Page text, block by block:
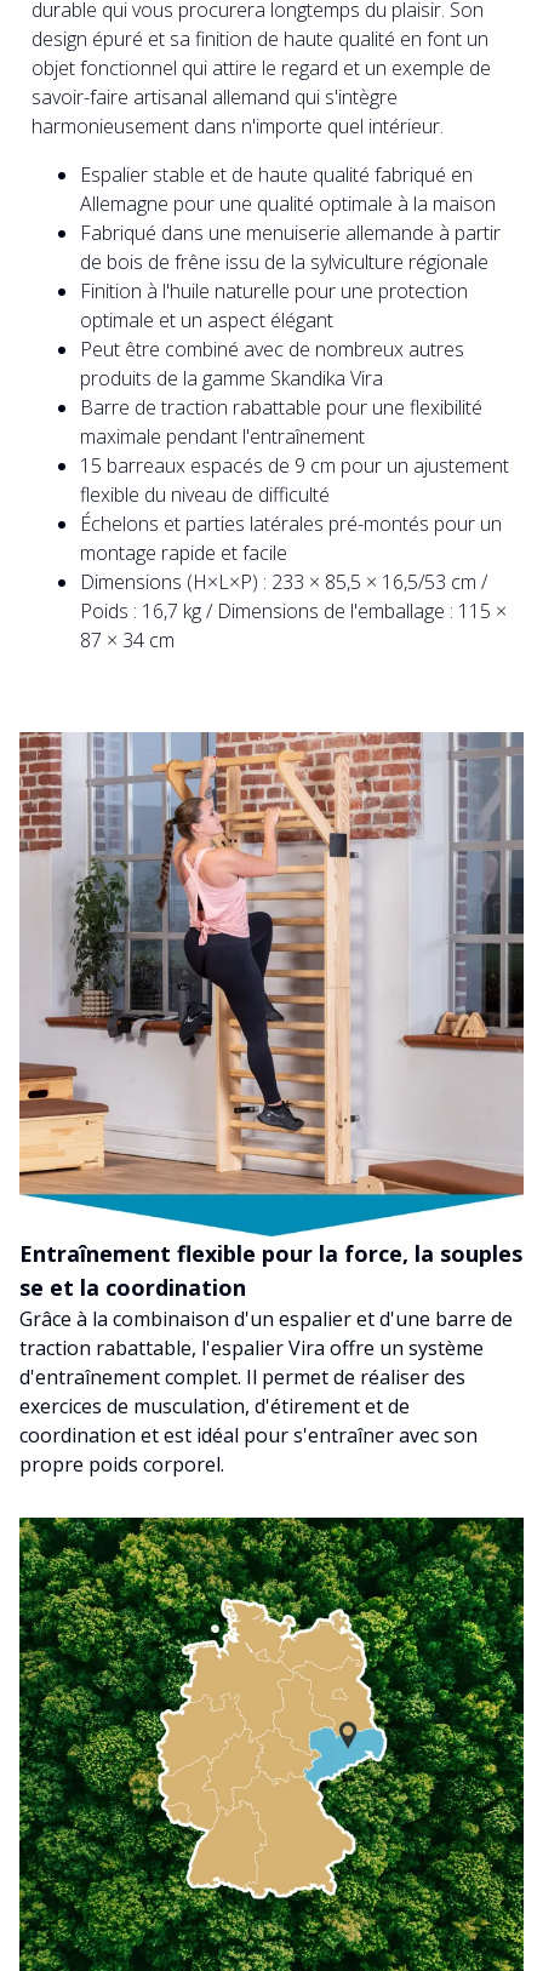
durable qui vous procurera longtemps du plaisir. Son
design épuré et sa finition de haute qualité en font un
objet fonctionnel qui attire le regard et un exemple de
savoir-faire artisanal allemand qui s'intègre
harmonieusement dans n'importe quel intérieur.
Espalier stable et de haute qualité fabriqué en
Allemagne pour une qualité optimale à la maison
Fabriqué dans une menuiserie allemande à partir
de bois de frêne issu de la sylviculture régionale
Finition à l'huile naturelle pour une protection
optimale et un aspect élégant
Peut être combiné avec de nombreux autres
produits de la gamme Skandika Vira
Barre de traction rabattable pour une flexibilité
maximale pendant l'entraînement
15 barreaux espacés de 9 cm pour un ajustement
flexible du niveau de difficulté
Échelons et parties latérales pré-montés pour un
montage rapide et facile
Dimensions (H×L×P) : 233 × 85,5 × 16,5/53 cm /
Poids : 16,7 kg / Dimensions de l'emballage : 115 ×
87 × 34 cm
Entraînement flexible pour la force, la souples
se et la coordination
Grâce à la combinaison d'un espalier et d'une barre de
traction rabattable, l'espalier Vira offre un système
d'entraînement complet. Il permet de réaliser des
exercices de musculation, d'étirement et de
coordination et est idéal pour s'entraîner avec son
propre poids corporel.